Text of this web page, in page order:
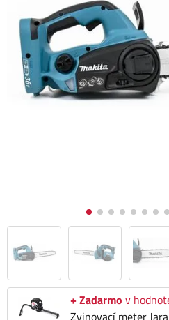
+ Zadarmo v
Zvinovací meter